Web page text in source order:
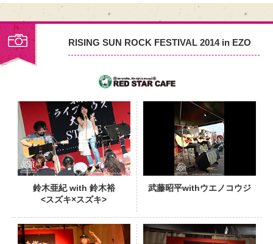
RISING SUN ROCK FESTIVAL 2014 in EZO
鈴木亜紀 with 鈴木裕
<スズキ×スズキ>
武藤昭平withウエノコウジ
PHOTO
PHOTO